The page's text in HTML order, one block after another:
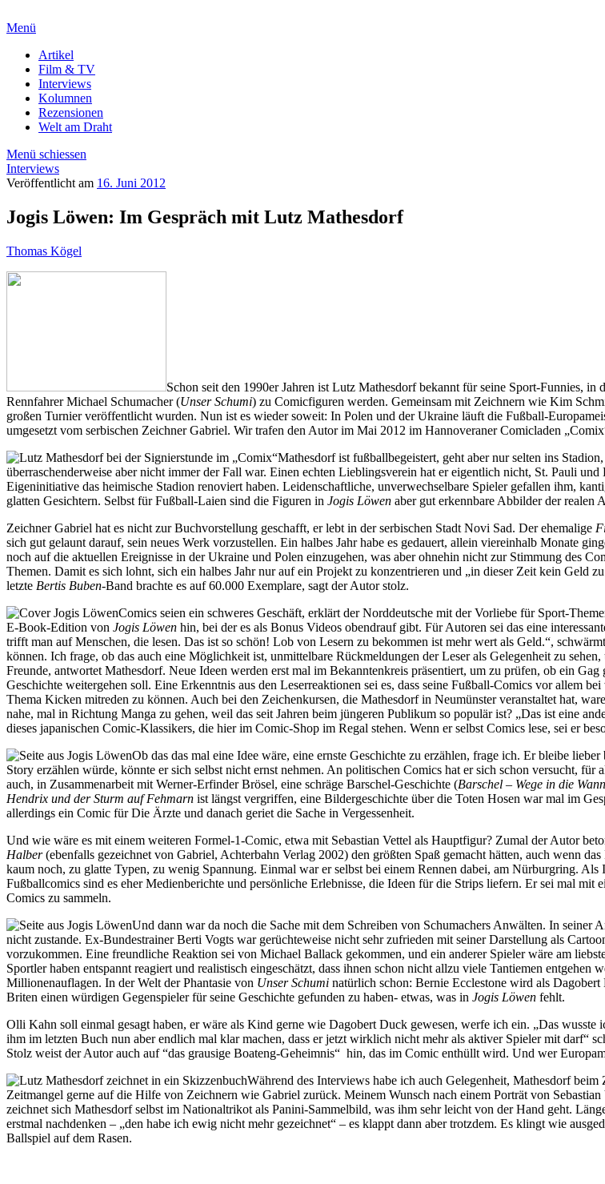
Menü
Artikel
Film & TV
Interviews
Kolumnen
Rezensionen
Welt am Draht
Menü schiessen
Interviews
Veröffentlicht am 16. Juni 2012
Jogis Löwen: Im Gespräch mit Lutz Mathesdorf
Thomas Kögel
Schon seit den 1990er Jahren ist Lutz Mathesdorf bekannt für seine Sport-Funnies, in
Rennfahrer Michael Schumacher (Unser Schumi) zu Comicfiguren werden. Gemeinsam mit Zeichnern wie Kim
großen Turnier veröffentlicht wurden. Nun ist es wieder soweit: In Polen und der Ukraine läuft die Fußball-
umgesetzt vom serbischen Zeichner Gabriel. Wir trafen den Autor im Mai 2012 im Hannoveraner Comicladen
Mathesdorf ist fußballbegeistert, geht aber nur selten ins
überraschenderweise aber nicht immer der Fall war. Einen echten Lieblingsverein hat er eigentlich nicht, St. Pauli
Eigeninitiative das heimische Stadion renoviert haben. Leidenschaftliche, unverwechselbare Spieler gefallen ihm,
glatten Gesichtern. Selbst für Fußball-Laien sind die Figuren in Jogis Löwen aber gut erkennbare Abbilder der realen
Zeichner Gabriel hat es nicht zur Buchvorstellung geschafft, er lebt in der serbischen Stadt Novi Sad. Der ehemalige
sich gut gelaunt darauf, sein neues Werk vorzustellen. Ein halbes Jahr habe es gedauert, allein viereinhalb Monate
noch auf die aktuellen Ereignisse in der Ukraine und Polen einzugehen, was aber ohnehin nicht zur Stimmung des
Themen. Damit es sich lohnt, sich ein halbes Jahr nur auf ein Projekt zu konzentrieren und „in dieser Zeit kein
letzte Bertis Buben-Band brachte es auf 60.000 Exemplare, sagt der Autor stolz.
Comics seien ein schweres Geschäft, erklärt der Norddeutsche mit der Vorliebe für Sport-
E-Book-Edition von Jogis Löwen hin, bei der es als Bonus Videos obendrauf gibt. Für Autoren sei das eine
trifft man auf Menschen, die lesen. Das ist so schön! Lob von Lesern zu bekommen ist mehr wert als Geld.“,
können. Ich frage, ob das auch eine Möglichkeit ist, unmittelbare Rückmeldungen der Leser als Gelegenheit zu
Freunde, antwortet Mathesdorf. Neue Ideen werden erst mal im Bekanntenkreis präsentiert, um zu prüfen, ob ein
Geschichte weitergehen soll. Eine Erkenntnis aus den Leserreaktionen sei es, dass seine Fußball-Comics vor allem
Thema Kicken mitreden zu können. Auch bei den Zeichenkursen, die Mathesdorf in Neumünster veranstaltet hat,
nahe, mal in Richtung Manga zu gehen, weil das seit Jahren beim jüngeren Publikum so populär ist? „Das ist eine
dieses japanischen Comic-Klassikers, die hier im Comic-Shop im Regal stehen. Wenn er selbst Comics lese, sei er
Ob das das mal eine Idee wäre, eine ernste Geschichte zu erzählen, frage ich. Er bleibe
Story erzählen würde, könnte er sich selbst nicht ernst nehmen. An politischen Comics hat er sich schon versucht,
auch, in Zusammenarbeit mit Werner-Erfinder Brösel, eine schräge Barschel-Geschichte (Barschel – Wege in die
Hendrix und der Sturm auf Fehmarn ist längst vergriffen, eine Bildergeschichte über die Toten Hosen war mal im
allerdings ein Comic für Die Ärzte und danach geriet die Sache in Vergessenheit.
Und wie wäre es mit einem weiteren Formel-1-Comic, etwa mit Sebastian Vettel als Hauptfigur? Zumal der Autor
Halber(ebenfalls gezeichnet von Gabriel, Achterbahn Verlag 2002) den größten Spaß gemacht hätten, auch wenn
kaum noch, zu glatte Typen, zu wenig Spannung. Einmal war er selbst bei einem Rennen dabei, am Nürburgring.
Fußballcomics sind es eher Medienberichte und persönliche Erlebnisse, die Ideen für die Strips liefern. Er sei mal
Comics zu sammeln.
Und dann war da noch die Sache mit dem Schreiben von Schumachers Anwälten. In
nicht zustande. Ex-Bundestrainer Berti Vogts war gerüchteweise nicht sehr zufrieden mit seiner Darstellung als
vorzukommen. Eine freundliche Reaktion sei von Michael Ballack gekommen, und ein anderer Spieler wäre am
Sportler haben entspannt reagiert und realistisch eingeschätzt, dass ihnen schon nicht allzu viele Tantiemen
Millionenauflagen. In der Welt der Phantasie von Unser Schumi natürlich schon: Bernie Ecclestone wird als
Briten einen würdigen Gegenspieler für seine Geschichte gefunden zu haben- etwas, was in Jogis Löwen fehlt.
Olli Kahn soll einmal gesagt haben, er wäre als Kind gerne wie Dagobert Duck gewesen, werfe ich ein. „Das
ihm im letzten Buch nun aber endlich mal klar machen, dass er jetzt wirklich nicht mehr als aktiver Spieler mit darf“
Stolz weist der Autor auch auf “das grausige Boateng-Geheimnis“ hin, das im Comic enthüllt wird. Und wer
Während des Interviews habe ich auch Gelegenheit, Mathesdorf
Zeitmangel gerne auf die Hilfe von Zeichnern wie Gabriel zurück. Meinem Wunsch nach einem Porträt von
zeichnet sich Mathesdorf selbst im Nationaltrikot als Panini-Sammelbild, was ihm sehr leicht von der Hand geht.
erstmal nachdenken – „den habe ich ewig nicht mehr gezeichnet“ – es klappt dann aber trotzdem. Es klingt wie
Ballspiel auf dem Rasen.